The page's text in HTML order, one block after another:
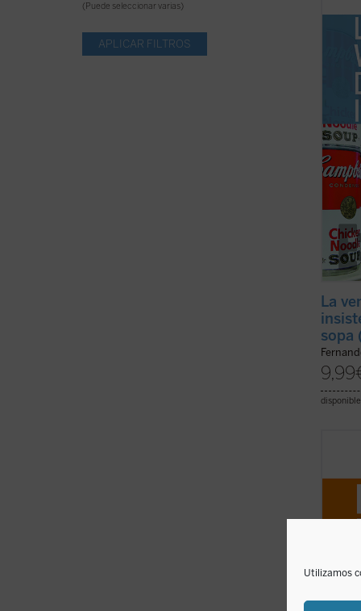
Utilizamos
(Puede seleccionar varias)
La
una
La
sopa
9,99
en la